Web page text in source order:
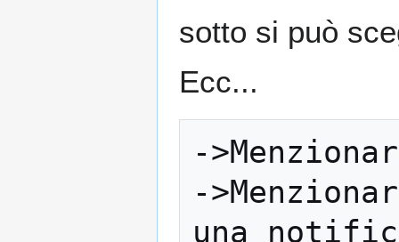
sotto si può
Ecc...
-
-